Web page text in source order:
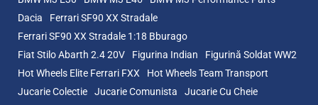
Dacia
Ferrari SF90 XX Stradale
Ferrari SF90 XX Stradale 1:18 Bburago
Fiat Stilo Abarth 2.4 20V
Figurina Indian
Figurină Soldat WW2
Hot Wheels Elite Ferrari FXX
Hot Wheels Team Transport
Jucarie Colectie
Jucarie Comunista
Jucarie Cu Cheie